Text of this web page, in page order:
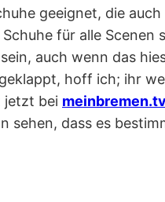
geeignet, die
für alle
auch wenn das
hoff ich; ihr
jetzt bei meinbremen.tv
sehen, dass es